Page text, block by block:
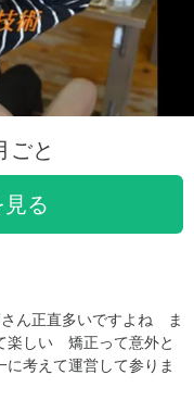
ごと
る
ん正直多いですよね ま
楽しい 矯正って意外と
考えて運営して参りま